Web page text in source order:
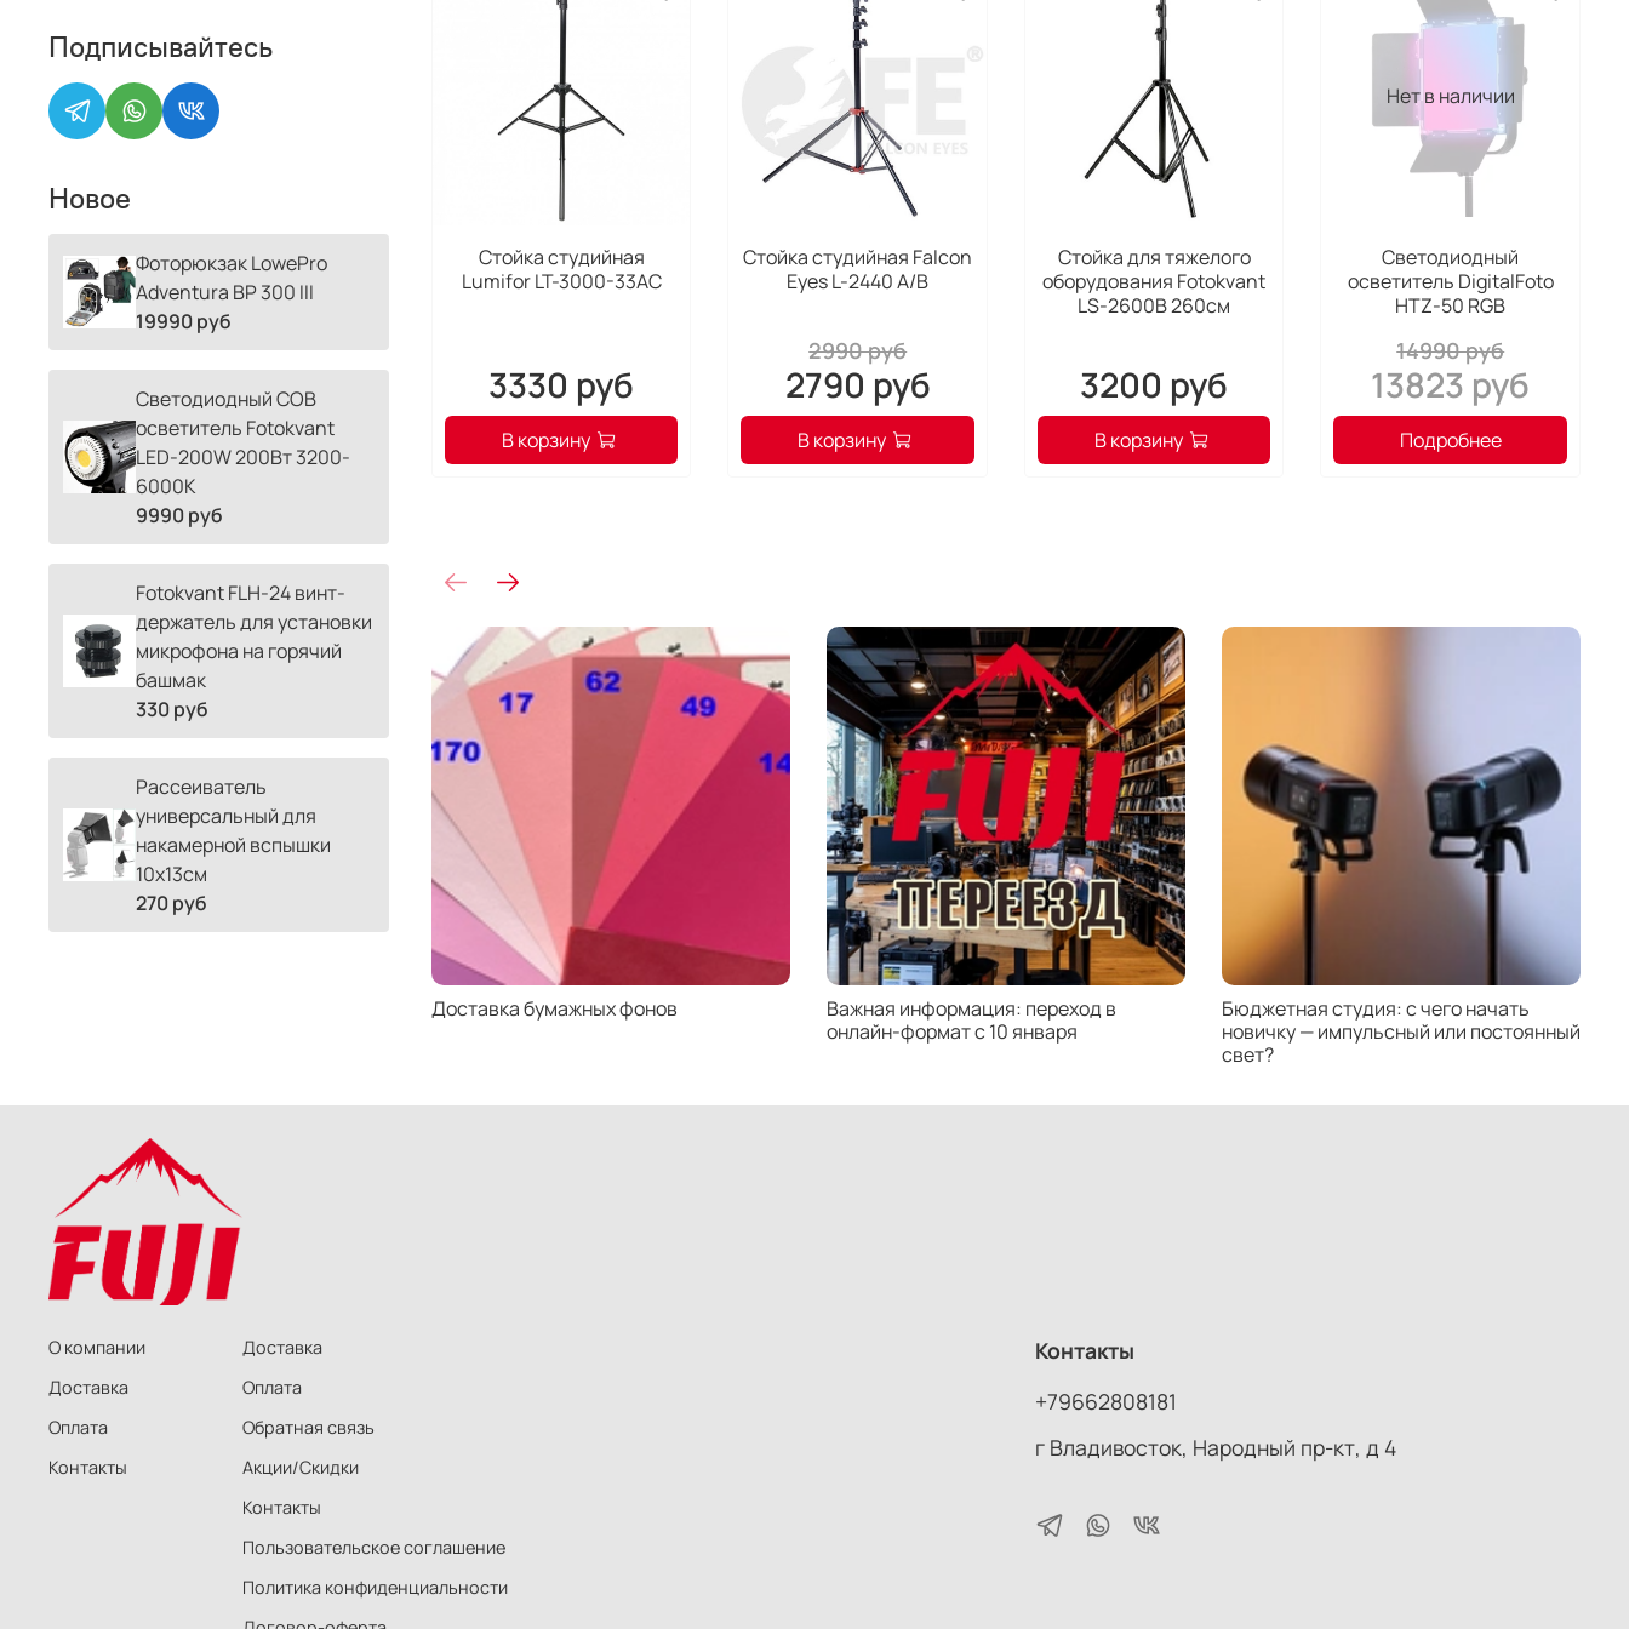
Стойка студийная
Lumifor LT-3000-33AC
3330 руб
В корзину
Стойка студийная Falcon
Eyes L-2440 A/B
2990 руб
2790 руб
В корзину
Стойка для тяжелого
оборудования Fotokvant
LS-2600B 260см
3200 руб
В корзину
Нет в наличии
Светодиодный
осветитель DigitalFoto
HTZ-50 RGB
14990 руб
13823 руб
Подробнее
Доставка бумажных фонов
Важная информация: переход в
онлайн-формат с 10 января
Бюджетная студия: с чего начать
новичку — импульсный или постоянный
свет?
Подписывайтесь
Новое
Фоторюкзак LowePro
Adventura BP 300 III
19990 руб
Светодиодный COB
осветитель Fotokvant
LED-200W 200Вт 3200-
6000К
9990 руб
Fotokvant FLH-24 винт-
держатель для установки
микрофона на горячий
башмак
330 руб
Рассеиватель
универсальный для
накамерной вспышки
10х13см
270 руб
О компании
Доставка
Оплата
Контакты
Доставка
Оплата
Обратная связь
Акции/Скидки
Контакты
Пользовательское соглашение
Политика конфиденциальности
Контакты
+79662808181
г Владивосток, Народный пр-кт, д 4